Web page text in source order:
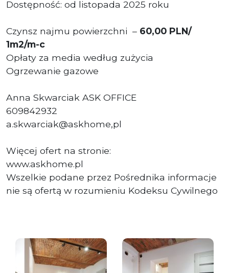
Dostępność: od listopada 2025 roku
Czynsz najmu powierzchni – 60,00 PLN/
1m2/m-c
Opłaty za media według zużycia
Ogrzewanie gazowe
Anna Skwarciak ASK OFFICE
609842932
a.skwarciak@askhome,pl
Więcej ofert na stronie:
www.askhome.pl
Wszelkie podane przez Pośrednika informacje
nie są ofertą w rozumieniu Kodeksu Cywilnego